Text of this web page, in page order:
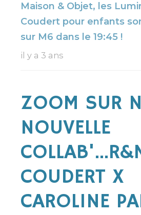
Maison & Objet, les
Coudert pour enfants
sur M6 dans le 19:45 !
il y a 3 ans
ZOOM SUR
NOUVELLE
COUDERT X
CAROLINE